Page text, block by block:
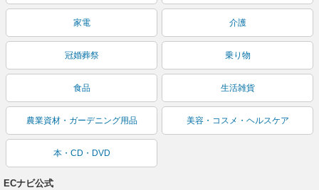
家電 介護
冠婚葬祭 乗り物
食品 生活雑貨
農業資材・ガーデニング用品 美容・コスメ・ヘルスケア
本・CD・DVD
ECナビ公式